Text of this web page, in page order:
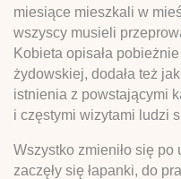
miesiące mieszkali w
wszyscy musieli
Kobieta opisała
żydowskiej, dodała też
istnienia z powstającymi
i częstymi wizytami ludzi
Wszystko zmieniło się
zaczęły się łapanki, do